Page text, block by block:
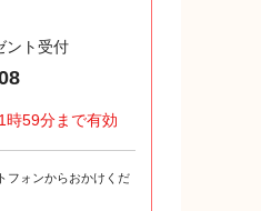
ント受付
時59分まで有効
フォンからおかけくだ